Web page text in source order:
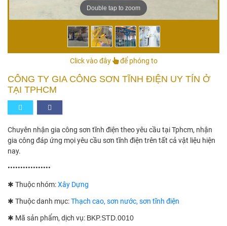
Double tap to zoom
Click vào đây để phóng to
CÔNG TY GIA CÔNG SƠN TĨNH ĐIỆN UY TÍN Ở
TẠI TPHCM
Chuyên nhận gia công sơn tĩnh điện theo yêu cầu tại Tphcm, nhận
gia công đáp ứng mọi yêu cầu sơn tĩnh điện trên tất cả vật liệu hiện
nay.
•••••••••••••••••
✱ Thuộc nhóm:Xây Dựng
✱ Thuộc danh mục:Thạch cao, sơn nước, sơn tĩnh điện
✱ Mã sản phẩm, dịch vụ: BKP.STD.0010